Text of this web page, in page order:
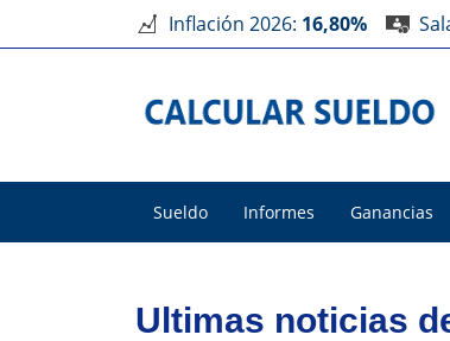
Inflación 2026: 16,80%
Sueldo Informes Ganancias
Ultimas noticias